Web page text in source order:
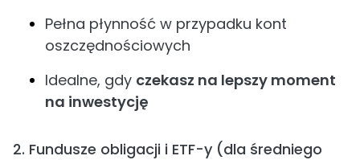
Pełna płynność w przypadku kont
oszczędnościowych
Idealne, gdy czekasz na lepszy moment
na inwestycję
2. Fundusze obligacji i ETF-y (dla średniego